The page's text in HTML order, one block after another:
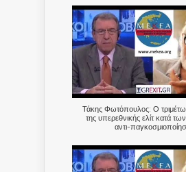
Τάκης Φωτόπουλος: Ο
της υπερεθνικής ελίτ κατά
αντι-